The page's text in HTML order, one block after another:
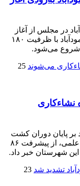
در مجلس از آغاز
اجرای فاز نخست نیروگاه ۵۰۰ مگاواتی محمودآباد با ظرفیت ۱۸۰
شروع می‌شود.
25
نشاءکاری
بر پایان دوران کشت
سنتی و جایگزینی آن با روش‌های مکانیزه و علمی، از پیشرفت ۸۶
شهرستان خبر داد.
23